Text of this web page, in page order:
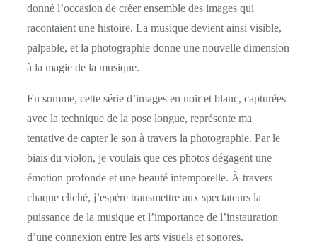
donné l’occasion de créer ensemble des images qui
racontaient une histoire. La musique devient ainsi visible,
palpable, et la photographie donne une nouvelle dimension
à la magie de la musique.
En somme, cette série d’images en noir et blanc, capturées
avec la technique de la pose longue, représente ma
tentative de capter le son à travers la photographie. Par le
biais du violon, je voulais que ces photos dégagent une
émotion profonde et une beauté intemporelle. À travers
chaque cliché, j’espère transmettre aux spectateurs la
puissance de la musique et l’importance de l’instauration
d’une connexion entre les arts visuels et sonores.